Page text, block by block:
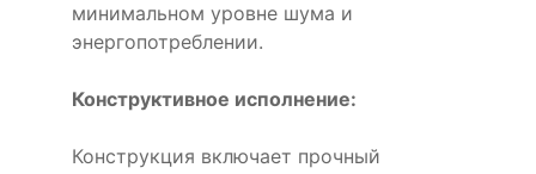
минимальном уровне шума и
энергопотреблении.
Конструктивное исполнение:
Конструкция включает прочный